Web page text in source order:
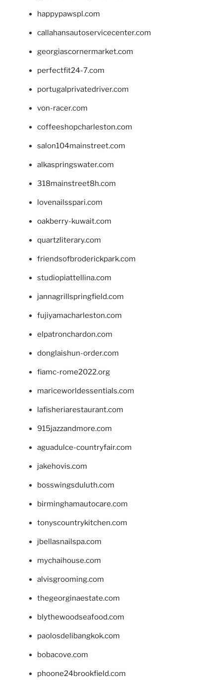
happypawspl.com
callahansautoservicecenter.com
georgiascornermarket.com
perfectfit24-7.com
portugalprivatedriver.com
von-racer.com
coffeeshopcharleston.com
salon104mainstreet.com
alkaspringswater.com
318mainstreet8h.com
lovenailsspari.com
oakberry-kuwait.com
quartzliterary.com
friendsofbroderickpark.com
studiopiattellina.com
jannagrillspringfield.com
fujiyamacharleston.com
elpatronchardon.com
donglaishun-order.com
fiamc-rome2022.org
mariceworldessentials.com
lafisheriarestaurant.com
915jazzandmore.com
aguadulce-countryfair.com
jakehovis.com
bosswingsduluth.com
birminghamautocare.com
tonyscountrykitchen.com
jbellasnailspa.com
mychaihouse.com
alvisgrooming.com
thegeorginaestate.com
blythewoodseafood.com
paolosdelibangkok.com
bobacove.com
phoone24brookfield.com